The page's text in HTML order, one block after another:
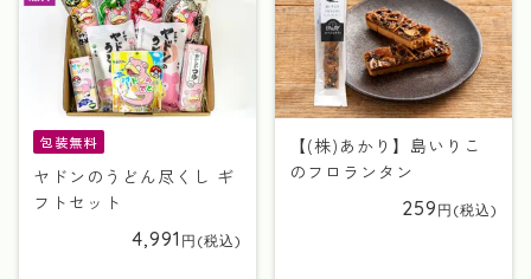
包装無料
ヤドンのうどん尽くし ギ
フトセット
4,991
【(株)あかり】島いりこ
のフロランタン
259